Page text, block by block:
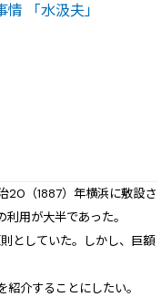
「水汲夫」
20（1887）年横浜に敷設さ
用が大半であった。
としていた。しかし、巨額
介することにしたい。